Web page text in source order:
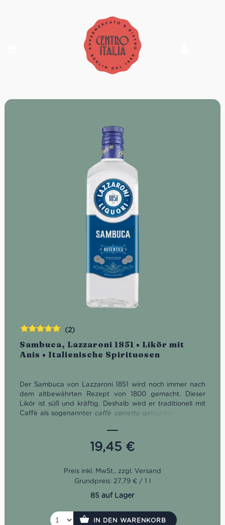
Sambuca, Lazzaroni 1851 • Likör mit
Anis • Italienische Spirituosen
(2)
Der Sambuca von Lazzaroni 1851 wird noch immer nach
dem altbewährten Rezept von 1800 gemacht. Dieser
Likör ist süß und kräftig. Deshalb wird er traditionell mit
Caffè als sogenannter caffè correttogetrunken. Für alle,
Kaffeelikör, 15 ml Lazzaroni Sambuca sowie 30 ml
Schlagsahne. Mit ordentlich Eis shaken und fertig.
19,45 €
Bewertet
mit5.00von
5
Grundpreis: 27,79 € / 1 l
85 auf Lager
IN DEN WARENKORB